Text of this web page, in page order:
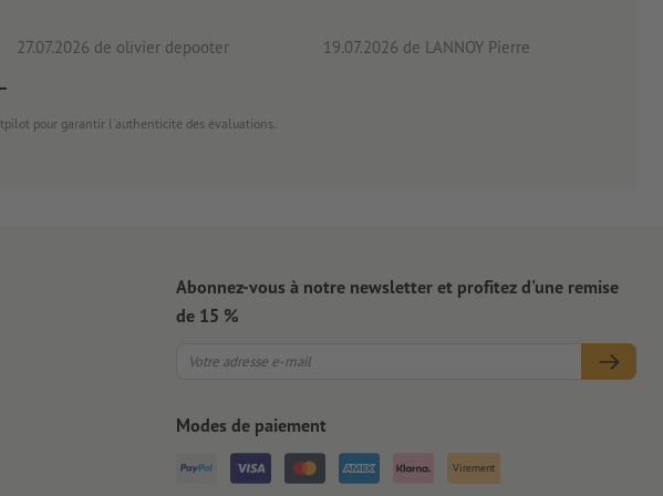
27.07.2026 de olivier depooter 19.07.2026 de LANNOY Pierre
pour garantir l'authenticité des évaluations.
Abonnez-vous à notre newsletter et profitez d'une remise
de 15 %
Modes de paiement
Virement